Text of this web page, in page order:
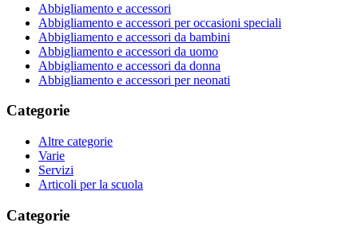
Abbigliamento e accessori
Abbigliamento e accessori per occasioni speciali
Abbigliamento e accessori da bambini
Abbigliamento e accessori da uomo
Abbigliamento e accessori da donna
Abbigliamento e accessori per neonati
Categorie
Altre categorie
Varie
Servizi
Articoli per la scuola
Categorie